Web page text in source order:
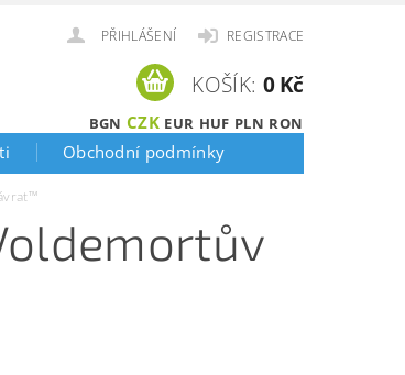
PŘIHLÁŠENÍ REGISTRACE
BGN CZK EUR HUF PLN RON
KOŠÍK: 0 Kč
Obchodní podmínky